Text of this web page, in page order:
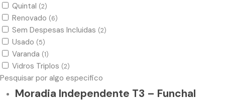
Quintal (2)
Renovado (6)
Sem Despesas Incluidas (2)
Usado (5)
Varanda (1)
Vidros Triplos (2)
Pesquisar por algo especifico
Moradia Independente T3 – Funchal